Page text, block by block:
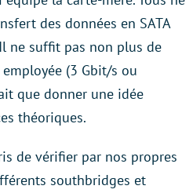
des données en SATA
ne suffit pas non plus de
(3 Gbit/s ou
que donner une idée
théoriques.
de vérifier par nos propres
southbridges et